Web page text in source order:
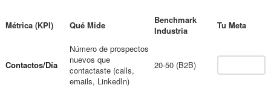
Métrica (KPI) Qué Mide
Benchmark
Industria
Tu Meta
Contactos/Día
Número de prospectos
nuevos que
contactaste (calls,
emails, LinkedIn)
20-50 (B2B)